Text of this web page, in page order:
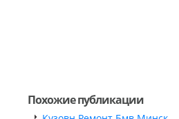
Похожие публикации